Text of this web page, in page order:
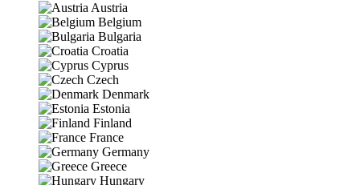
Austria
Belgium
Bulgaria
Croatia
Cyprus
Czech
Denmark
Estonia
Finland
France
Germany
Greece
Hungary